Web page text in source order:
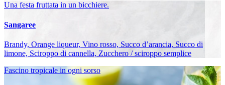
Una festa fruttata in un bicchiere.
Sangaree
Brandy, Orange liqueur, Vino rosso, Succo d’arancia, Succo di
limone, Sciroppo di cannella, Zucchero / sciroppo semplice
Fascino tropicale in ogni sorso